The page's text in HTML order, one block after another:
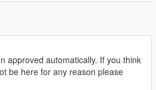
approved automatically. If you think
be here for any reason please